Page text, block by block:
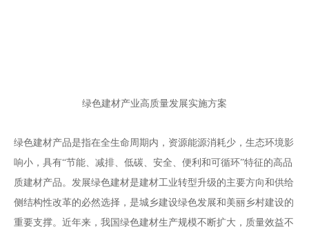
绿色建材产业高质量发展实施方案
绿色建材产品是指在全生命周期内，资源能源消耗少，生态环境影
响小，具有“节能、减排、低碳、安全、便利和可循环”特征的高品
质建材产品。发展绿色建材是建材工业转型升级的主要方向和供给
侧结构性改革的必然选择，是城乡建设绿色发展和美丽乡村建设的
重要支撑。近年来，我国绿色建材生产规模不断扩大，质量效益不